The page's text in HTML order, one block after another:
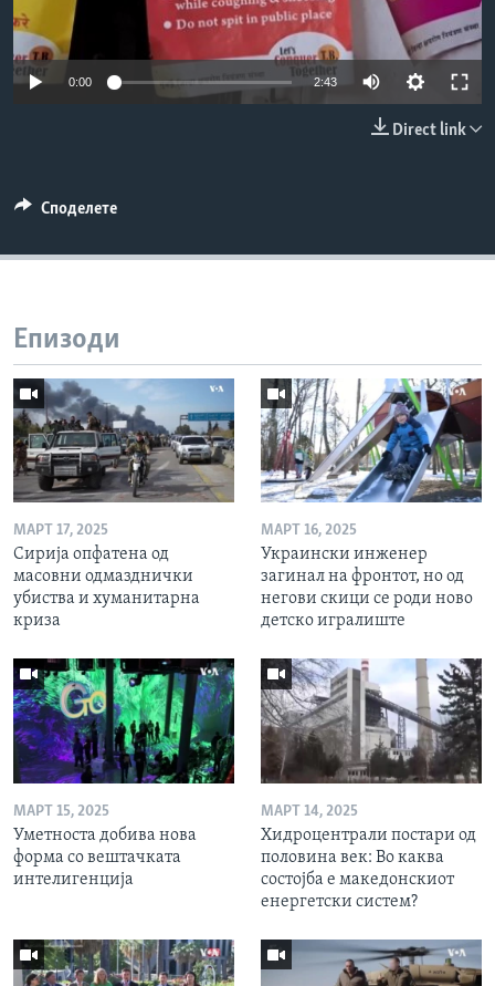
ИНТЕРВЈУА
Јазици
0:00 2:43
Direct link
Споделете
Епизоди
МАРТ 17, 2025
Сирија опфатена од
масовни одмазднички
убиства и хуманитарна
криза
МАРТ 16, 2025
Украински инженер
загинал на фронтот, но од
негови скици се роди ново
детско игралиште
МАРТ 15, 2025
Уметноста добива нова
форма со вештачката
интелигенција
МАРТ 14, 2025
Хидроцентрали постари од
половина век: Во каква
состојба е македонскиот
енергетски систем?